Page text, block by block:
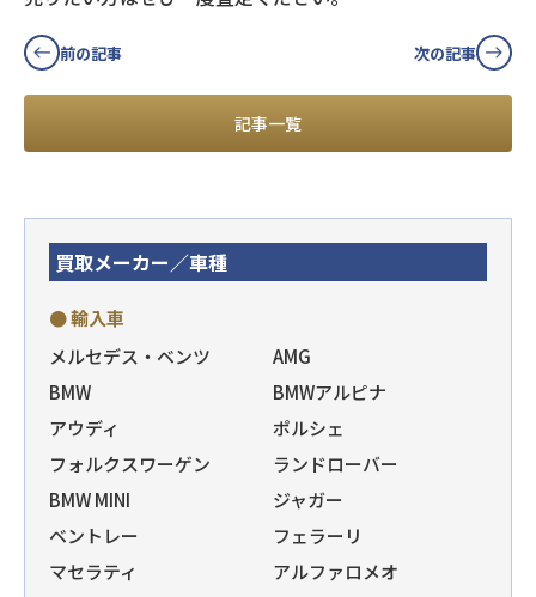
前の記事
記事一覧
次の記事
買取メーカー／車種
● 輸入車
メルセデス・ベンツ
AMG
BMW
BMWアルピナ
アウディ
ポルシェ
フォルクスワーゲン
ランドローバー
BMW MINI
ジャガー
ベントレー
フェラーリ
マセラティ
アルファロメオ